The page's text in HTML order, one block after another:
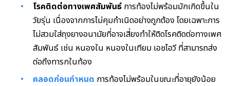
โรคติดต่อทางเพศสัมพันธ์ การท้องไม่พร้อมมักเกิดขึ้นใน
วัยรุ่น เนื่องจากการไม่คุมกำเนิดอย่างถูกต้อง โดยเฉพาะการ
ไม่สวมใส่ถุงยางอนามัยที่อาจเสี่ยงทำให้ติดโรคติดต่อทางเพศ
สัมพันธ์ เช่น หนองใน หนองในเทียม เอชไอวี ที่สามารถส่ง
ต่อถึงทารกในท้อง
คลอดก่อนกำหนด การท้องไม่พร้อมในขณะที่อายุยังน้อย